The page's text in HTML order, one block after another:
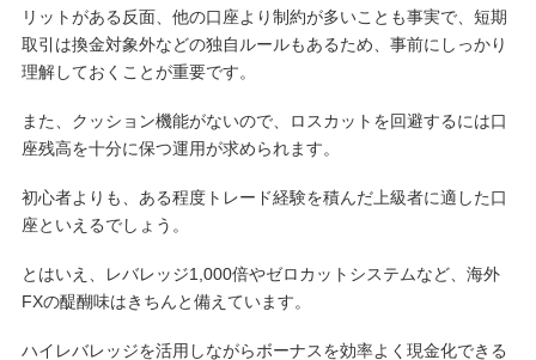
リットがある反面、他の口座より制約が多いことも事実で、短期
取引は換金対象外などの独自ルールもあるため、事前にしっかり
理解しておくことが重要です。
また、クッション機能がないので、ロスカットを回避するには口
座残高を十分に保つ運用が求められます。
初心者よりも、ある程度トレード経験を積んだ上級者に適した口
座といえるでしょう。
とはいえ、レバレッジ1,000倍やゼロカットシステムなど、海外
FXの醍醐味はきちんと備えています。
ハイレバレッジを活用しながらボーナスを効率よく現金化できる